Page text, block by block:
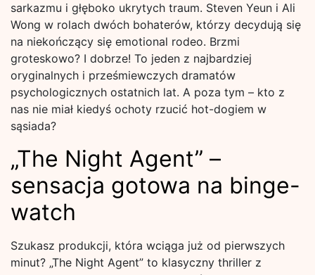
sarkazmu i głęboko ukrytych traum. Steven Yeun i Ali
Wong w rolach dwóch bohaterów, którzy decydują się
na niekończący się emotional rodeo. Brzmi
groteskowo? I dobrze! To jeden z najbardziej
oryginalnych i prześmiewczych dramatów
psychologicznych ostatnich lat. A poza tym – kto z
nas nie miał kiedyś ochoty rzucić hot-dogiem w
sąsiada?
„The Night Agent” –
sensacja gotowa na binge-
watch
Szukasz produkcji, która wciąga już od pierwszych
minut? „The Night Agent” to klasyczny thriller z